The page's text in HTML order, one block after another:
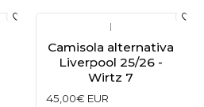
|
Camisola alternativa
Liverpool 25/26 -
Wirtz 7
45,00€ EUR